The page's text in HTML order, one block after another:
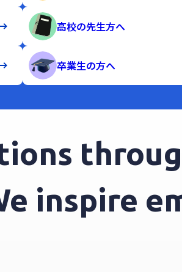
高校の先生方へ
卒業生の方へ
We